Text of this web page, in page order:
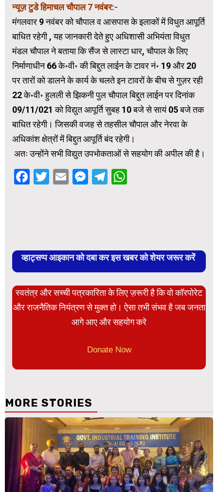
न्यूज़ टुडे हिमाचल चौपाल 7 नवंबर:-
मंगलवार 9 नवंबर को चौपाल व आसपास के इलाकों में विधुत आपूर्ति
बाधित रहेगी , यह जानकारी देते हुए अधिशासी अभियंता विधुत
मंडल चौपाल ने बताया कि सैंज से लास्टा धार, चौपाल के लिए
निर्माणाधीन 66 के॰वी॰ की बिद्दुत लाईन के टावर नं॰ 19 और 20
पर तारों को डालने के कार्य के चलते इन टावरों के बीच से गुज़र रही
22 के॰वी॰ हुलली से झिकनी पुल चौपाल बिद्दुत लाईन पर दिनांक
09/11/021 को विद्युत आपूर्ति सुबह 10 बजे से सायं 05 बजे तक
बाधित रहेगी। जिसकी वजह से तहसील चौपाल और नेरवा के
अधिकांश क्षेत्रों में बिद्दुत आपूर्ति बंद रहेगी।
अतः उन्होंने सभी विद्युत उपभोकताओं से सहयोग की अपील की है।
Facebook
Twitter
EmailMessenger
Telegram
व्हाट्सप्प आइकान को दबा कर इस खबर को शेयर जरूर करें
स्वतंत्र और सच्ची पत्रकारिता के लिए ज़रूरी है कि वो कॉरपोरेट
और राजनैतिक नियंत्रण से मुक्त हो। ऐसा तभी संभव है जब जनता
आगे आए और सहयोग करे
Donate Now
MORE STORIES